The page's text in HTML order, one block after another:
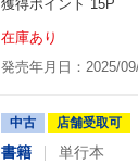
獲得ポイント 15P
在庫あり
発売年月日：2025/
中古 店舗受取可
書籍 単行本